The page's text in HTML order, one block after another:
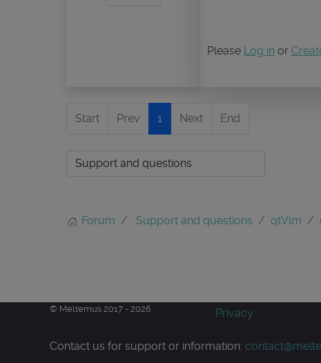
Please Log in or
Start Prev 1 Next End
Forum Support and questions qtVlm
© Meltemus 2017 - 2026 Privacy
Contact us for support or information: